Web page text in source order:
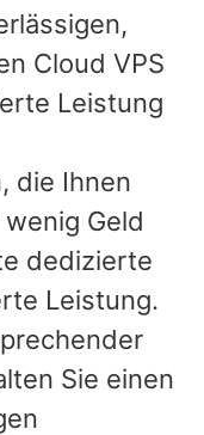
Cloud VPS
Leistung
die Ihnen
Geld
dedizierte
Leistung.
Sie einen